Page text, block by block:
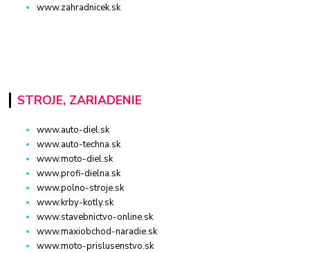
www.zahradnicek.sk
STROJE, ZARIADENIE
www.auto-diel.sk
www.auto-techna.sk
www.moto-diel.sk
www.profi-dielna.sk
www.polno-stroje.sk
www.krby-kotly.sk
www.stavebnictvo-online.sk
www.maxiobchod-naradie.sk
www.moto-prislusenstvo.sk